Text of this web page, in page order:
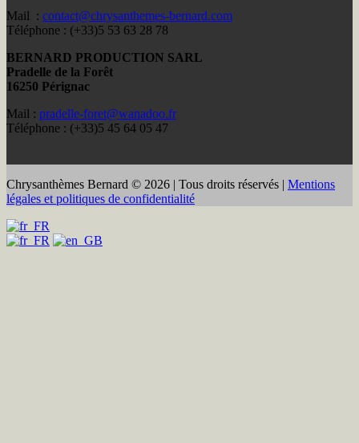
Mail : contact@chrysanthemes-bernard.com
Téléphone : (+33)5 53 63 28 78
BERNARD PRODUCTION SARL
Pradelle de la Forêt
16250 Pérignac
Mail : pradelle-foret@wanadoo.fr
Téléphone : (+33)5 45 64 05 47
Chrysanthèmes Bernard © 2026 | Tous droits réservés | Mentions
légales et politiques de confidentialité